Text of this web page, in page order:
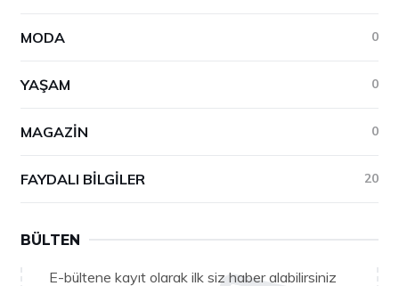
MODA 0
YAŞAM 0
MAGAZIN 0
FAYDALI BILGILER 20
BÜLTEN
E-bültene kayıt olarak ilk siz haber alabilirsiniz